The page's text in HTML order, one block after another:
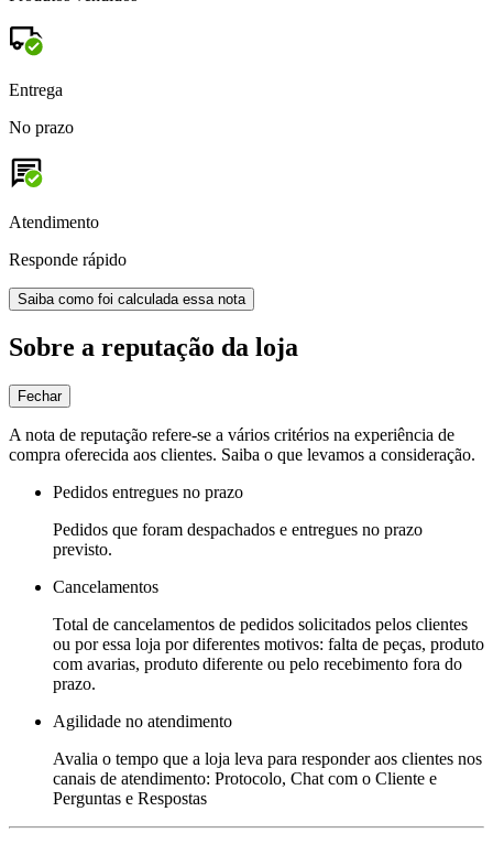
Entrega
No prazo
Atendimento
Responde rápido
Saiba como foi calculada essa nota
Sobre a reputação da loja
Fechar
A nota de reputação refere-se a vários critérios na experiência de
compra oferecida aos clientes. Saiba o que levamos a consideração.
Pedidos entregues no prazo
Pedidos que foram despachados e entregues no prazo
previsto.
Cancelamentos
Total de cancelamentos de pedidos solicitados pelos clientes
ou por essa loja por diferentes motivos: falta de peças, produto
com avarias, produto diferente ou pelo recebimento fora do
prazo.
Agilidade no atendimento
Avalia o tempo que a loja leva para responder aos clientes nos
canais de atendimento: Protocolo, Chat com o Cliente e
Perguntas e Respostas